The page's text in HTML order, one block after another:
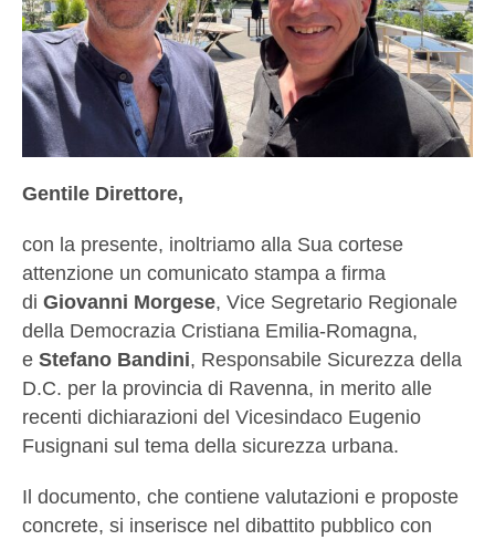
Gentile Direttore,
con la presente, inoltriamo alla Sua cortese
attenzione un comunicato stampa a firma
di Giovanni Morgese, Vice Segretario Regionale
della Democrazia Cristiana Emilia-Romagna,
e Stefano Bandini, Responsabile Sicurezza della
D.C. per la provincia di Ravenna, in merito alle
recenti dichiarazioni del Vicesindaco Eugenio
Fusignani sul tema della sicurezza urbana.
Il documento, che contiene valutazioni e proposte
concrete, si inserisce nel dibattito pubblico con